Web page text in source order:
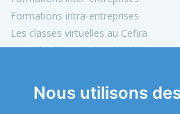
Nous utilisons
Formations intra-entreprises
Les classes virtuelles au Cefira
Activités de conseil et d'audit
Informations